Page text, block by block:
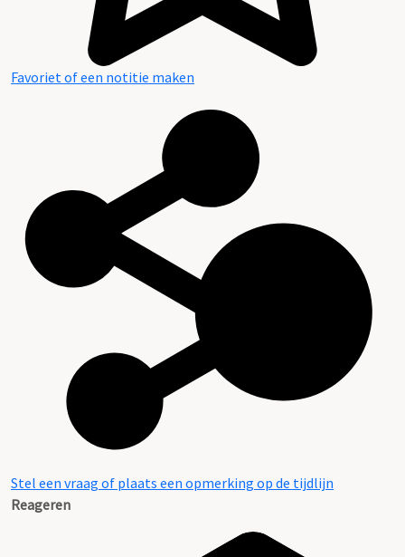
Favoriet of een notitie maken
Stel een vraag of plaats een opmerking op de tijdlijn
Reageren